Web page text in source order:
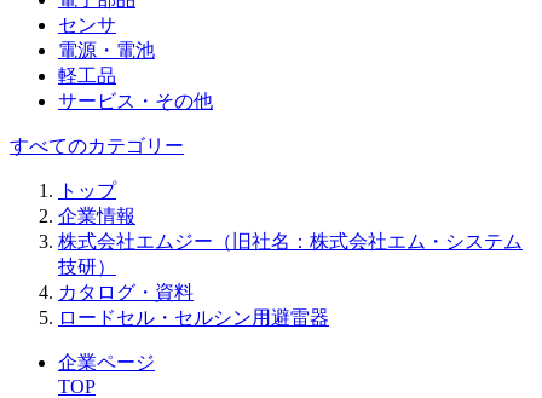
センサ
電源・電池
軽工品
サービス・その他
すべてのカテゴリー
トップ
企業情報
株式会社エムジー（旧社名：株式会社エム・システム
技研）
カタログ・資料
ロードセル・セルシン用避雷器
企業ページ
TOP